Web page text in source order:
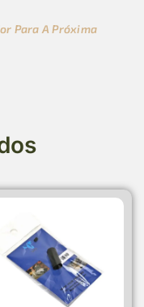
Para A Próxima